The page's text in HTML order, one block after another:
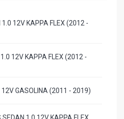
1.0 12V KAPPA FLEX (2012 -
12V KAPPA FLEX (2012 -
12V GASOLINA (2011 - 2019)